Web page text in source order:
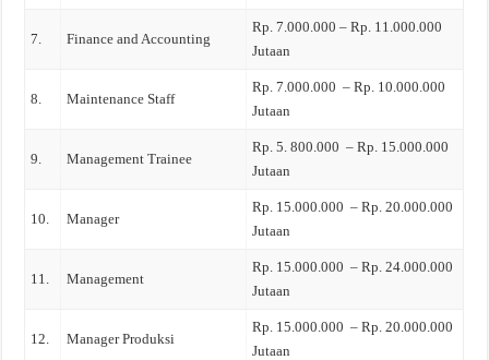
7. Finance and Accounting
Rp. 7.000.000 – Rp. 11.000.000
Jutaan
8. Maintenance Staff
Rp. 7.000.000 – Rp. 10.000.000
Jutaan
9. Management Trainee
Rp. 5. 800.000 – Rp. 15.000.000
Jutaan
10. Manager
Rp. 15.000.000 – Rp. 20.000.000
Jutaan
11. Management
Rp. 15.000.000 – Rp. 24.000.000
Jutaan
12. Manager Produksi
Rp. 15.000.000 – Rp. 20.000.000
Jutaan